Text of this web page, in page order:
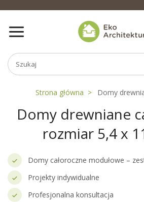
Strona główna Domy
Domy drewniane
rozmiar 5,4 x
Domy całoroczne modułowe –
Projekty indywidualne
Profesjonalna konsultacja